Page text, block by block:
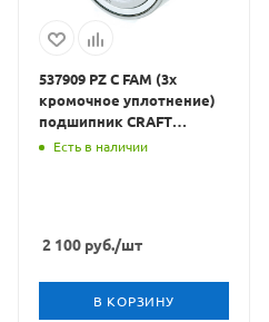
537909 PZ C FAM (3х
кромочное уплотнение)
подшипник CRAFT
BEARINGS
Есть в наличии
2 100 руб./шт
В КОРЗИНУ